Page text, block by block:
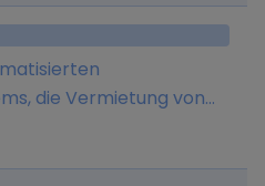
die Vermietung von
jeglicher Art